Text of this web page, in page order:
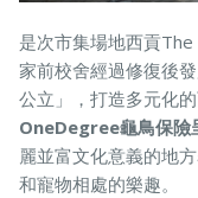
是次市集場地西貢
家前校舍經過修復後
公立」，打造多元化
OneDegree龜鳥保
麗並富文化意義的地
和寵物相處的樂趣。